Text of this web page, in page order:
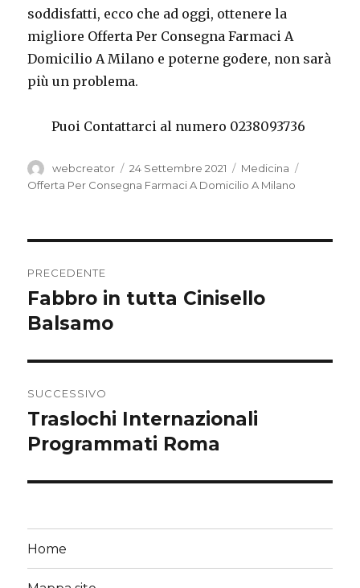
soddisfatti, ecco che ad oggi, ottenere la
migliore Offerta Per Consegna Farmaci A
Domicilio A Milano e poterne godere, non sarà
più un problema.
Puoi Contattarci al numero 0238093736
Autore
webcreator
Pubblicato
il
24 Settembre 2021 Categorie
Medicina
Offerta Per Consegna Farmaci A Domicilio A Milano
articoli
PRECEDENTE
Articolo
precedente:
Fabbro in tutta Cinisello
Balsamo
SUCCESSIVO
Articolo
successivo:
Traslochi Internazionali
Programmati Roma
Home